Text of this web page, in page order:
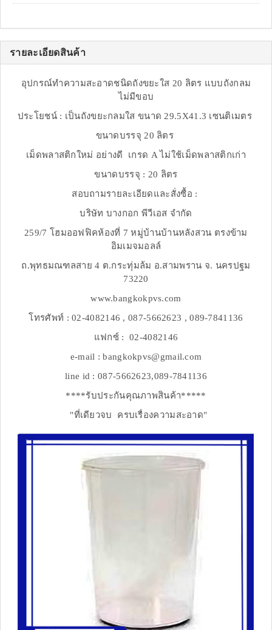
รายละเอียดสินค้า
อุปกรณ์ทำความสะอาดชนิดถังขยะใส 20 ลิตร แบบถังกลม
ไม่มีขอบ
ประโยชน์ : เป็นถังขยะกลมใส ขนาด 29.5X41.3 เซนติเมตร
ขนาดบรรจุ 20 ลิตร
เม็ดพลาสติกใหม่ อย่างดี เกรด A ไม่ใช้เม็ดพลาสติกเก่า
ขนาดบรรจุ : 20 ลิตร
สอบถามรายละเอียดและสั่งซื้อ :
บริษัท บางกอก พีวีเอส จำกัด
259/7 โฮมออฟฟิคห้องที่ 7 หมู่บ้านบ้านหลังสวน ตรงข้าม
อิมเมจมอลล์
ถ.พุทธมณฑลสาย 4 ต.กระทุ่มล้ม อ.สามพราน จ. นครปฐม
73220
www.bangkokpvs.com
โทรศัพท์ : 02-4082146 , 087-5662623 , 089-7841136
แฟกซ์ : 02-4082146
e-mail : bangkokpvs@gmail.com
line id : 087-5662623,089-7841136
****รับประกันคุณภาพสินค้า*****
"ที่เดียวจบ ครบเรื่องความสะอาด"